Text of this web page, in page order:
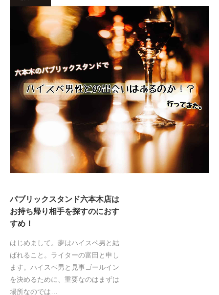
パブリックスタンド六本木店は
お持ち帰り相手を探すのにおす
すめ！
はじめまして。夢はハイスペ男と結
ばれること。ライターの富田と申し
ます。ハイスペ男と見事ゴールイン
を決めるために、重要なのはまずは
場所なのでは…